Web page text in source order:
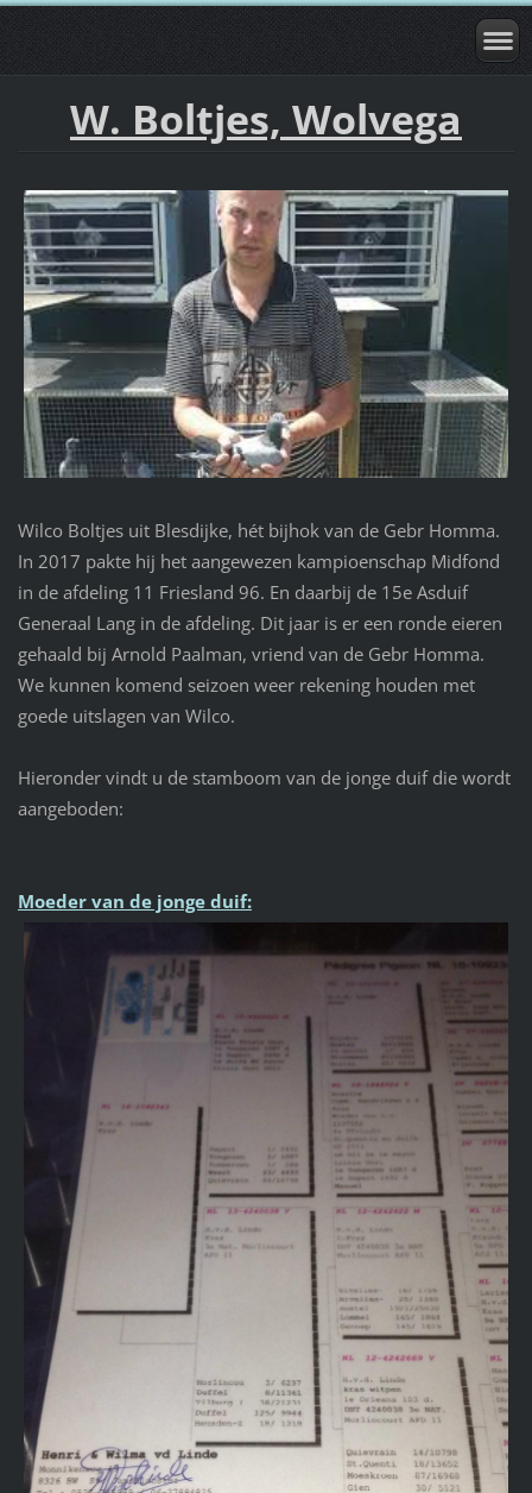
W. Boltjes, Wolvega
Wilco Boltjes uit Blesdijke, hét bijhok van de Gebr Homma.
In 2017 pakte hij het aangewezen kampioenschap Midfond
in de afdeling 11 Friesland 96. En daarbij de 15e Asduif
Generaal Lang in de afdeling. Dit jaar is er een ronde eieren
gehaald bij Arnold Paalman, vriend van de Gebr Homma.
We kunnen komend seizoen weer rekening houden met
goede uitslagen van Wilco.
Hieronder vindt u de stamboom van de jonge duif die wordt
aangeboden:
Moeder van de jonge duif: